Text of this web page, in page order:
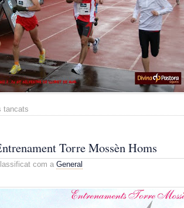
tancats
–
Torre Mossèn Homs
com a General